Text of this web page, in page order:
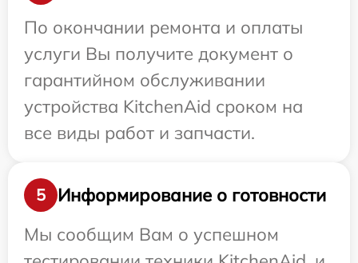
По окончании ремонта и оплаты
услуги Вы получите документ о
гарантийном обслуживании
устройства KitchenAid сроком на
все виды работ и запчасти.
5
Информирование о готовности
Мы сообщим Вам о успешном